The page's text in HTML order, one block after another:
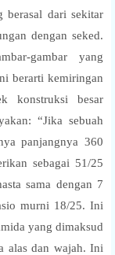
berasal dari sekitar
dengan seked.
gambar yang
berarti kemiringan
konstruksi besar
“Jika sebuah
panjangnya 360
sebagai 51/25
sama dengan 7
murni 18/25. Ini
yang dimaksud
alas dan wajah. Ini